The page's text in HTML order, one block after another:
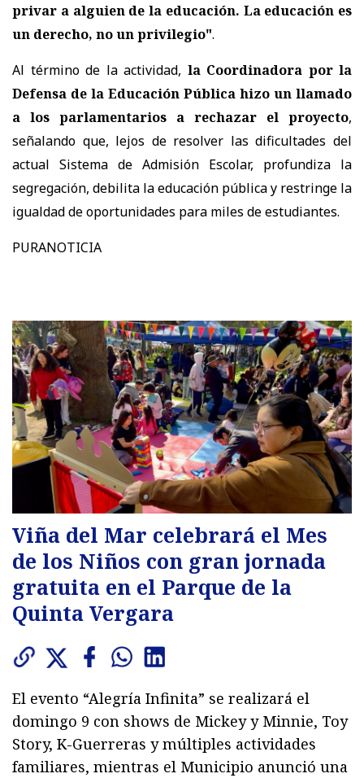
privar a alguien de la educación. La educación es
un derecho, no un privilegio".
Al término de la actividad, la Coordinadora por la
Defensa de la Educación Pública hizo un llamado
a los parlamentarios a rechazar el proyecto,
señalando que, lejos de resolver las dificultades del
actual Sistema de Admisión Escolar, profundiza la
segregación, debilita la educación pública y restringe la
igualdad de oportunidades para miles de estudiantes.
PURANOTICIA
Viña del Mar celebrará el Mes
de los Niños con gran jornada
gratuita en el Parque de la
Quinta Vergara
El evento “Alegría Infinita” se realizará el
domingo 9 con shows de Mickey y Minnie, Toy
Story, K-Guerreras y múltiples actividades
familiares, mientras el Municipio anunció una